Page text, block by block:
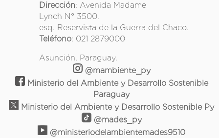
Dirección: Avenida Madame
Lynch N° 3500.
esq. Reservista de la Guerra del Chaco.
Teléfono: 021 2879000
Asunción, Paraguay.
@mambiente_py
Ministerio del Ambiente y Desarrollo Sostenible
Paraguay
Ministerio del Ambiente y Desarrollo Sostenible Py
@mades_py
@ministeriodelambientemades9510